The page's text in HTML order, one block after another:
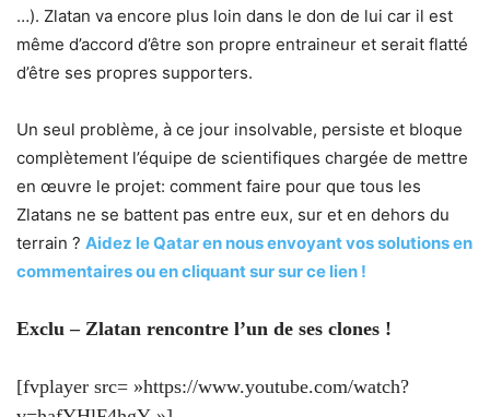
…). Zlatan va encore plus loin dans le don de lui car il est
même d’accord d’être son propre entraineur et serait flatté
d’être ses propres supporters.
Un seul problème, à ce jour insolvable, persiste et bloque
complètement l’équipe de scientifiques chargée de mettre
en œuvre le projet: comment faire pour que tous les
Zlatans ne se battent pas entre eux, sur et en dehors du
terrain ? Aidez le Qatar en nous envoyant vos solutions en
commentaires ou en cliquant sur sur ce lien !
Exclu – Zlatan rencontre l’un de ses clones !
[fvplayer src= »https://www.youtube.com/watch?